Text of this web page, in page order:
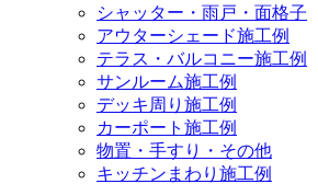
シャッター・雨戸・面格子
アウターシェード施工例
テラス・バルコニー施工例
サンルーム施工例
デッキ周り施工例
カーポート施工例
物置・手すり・その他
キッチンまわり施工例